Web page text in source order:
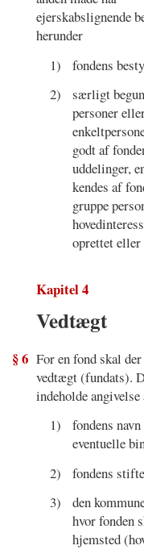
ejerskabslignende
herunder
1)
fondens
2)
særligt
personer
godt af
uddelinger,
kendes af
gruppe
oprettet eller
Kapitel 4
Vedtægt
§ 6 For en fond skal
vedtægt (fundats).
indeholde angivelse
1)
fondens
eventuelle
2)
fondens
3)
den
hvor fonden
hjemsted